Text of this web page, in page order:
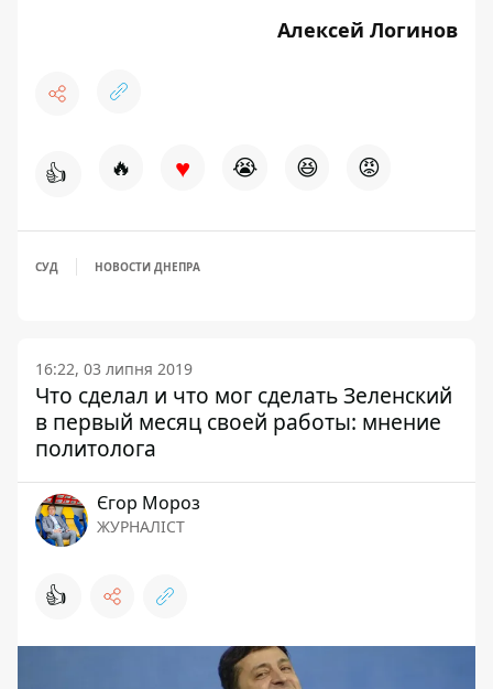
Алексей Логинов
👍 🔥 ♥ 😭 😆 😡
СУД НОВОСТИ ДНЕПРА
16:22, 03 липня 2019
Что сделал и что мог сделать Зеленский
в первый месяц своей работы: мнение
политолога
Єгор Мороз
ЖУРНАЛІСТ
👍